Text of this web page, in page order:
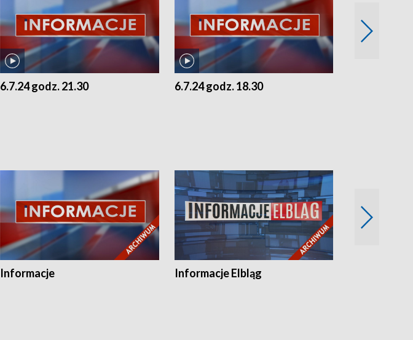
6.7.24 godz. 21.30 6.7.24 godz. 18.30
Informacje Informacje Elbląg